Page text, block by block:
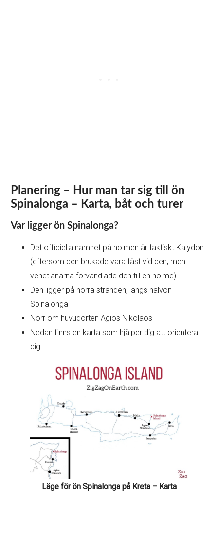
Planering – Hur man tar sig till ön
Spinalonga – Karta, båt och turer
Var ligger ön Spinalonga?
Det officiella namnet på holmen är faktiskt Kalydon
(eftersom den brukade vara fäst vid den, men
venetianarna förvandlade den till en holme)
Den ligger på norra stranden, längs halvön
Spinalonga
Norr om huvudorten Agios Nikolaos
Nedan finns en karta som hjälper dig att orientera
dig:
Läge för ön Spinalonga på Kreta – Karta